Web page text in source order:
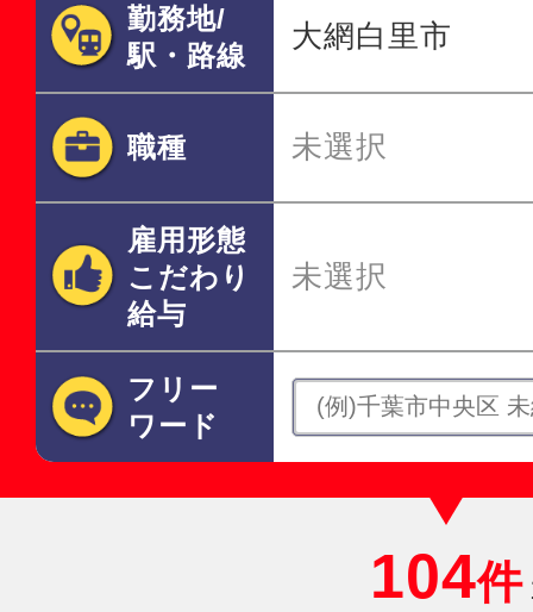
勤務地/
駅・路線
大網白里市
職種 未選択
雇用形態
こだわり
給与
未選択
フリー
ワード
104件